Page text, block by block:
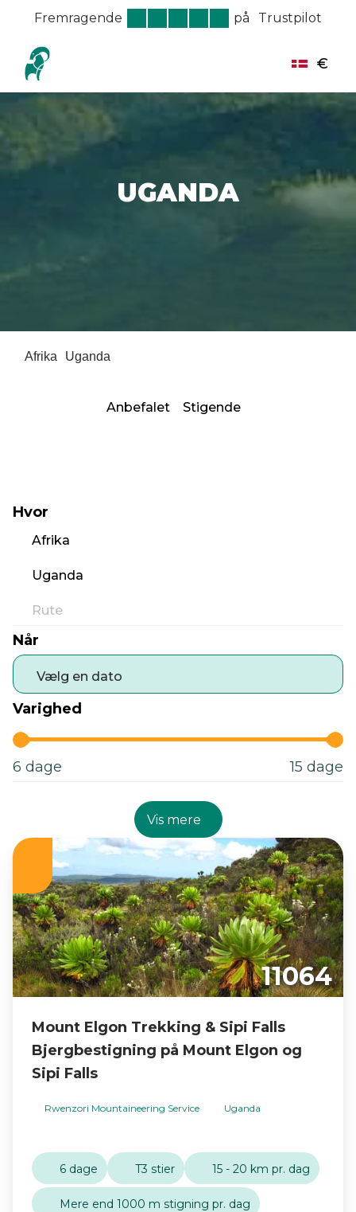
Fremragende på Trustpilot
€
UGANDA
Afrika Uganda
Anbefalet Stigende
Hvor
Afrika
Uganda
Rute
Når
Vælg en dato
Varighed
6 dage 15 dage
Vis mere
11064
Mount Elgon Trekking & Sipi Falls
Bjergbestigning på Mount Elgon og
Sipi Falls
Rwenzori Mountaineering Service Uganda
6 dage T3 stier 15 - 20 km pr. dag
Mere end 1000 m stigning pr. dag